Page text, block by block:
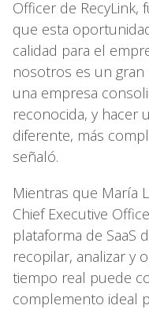
Officer de RecyLink,
que esta
calidad para el
nosotros es un
una empresa
reconocida, y hacer
diferente, más
señaló.
Mientras que María
Chief Executive
plataforma de SaaS
recopilar, analizar y
tiempo real puede
complemento ideal